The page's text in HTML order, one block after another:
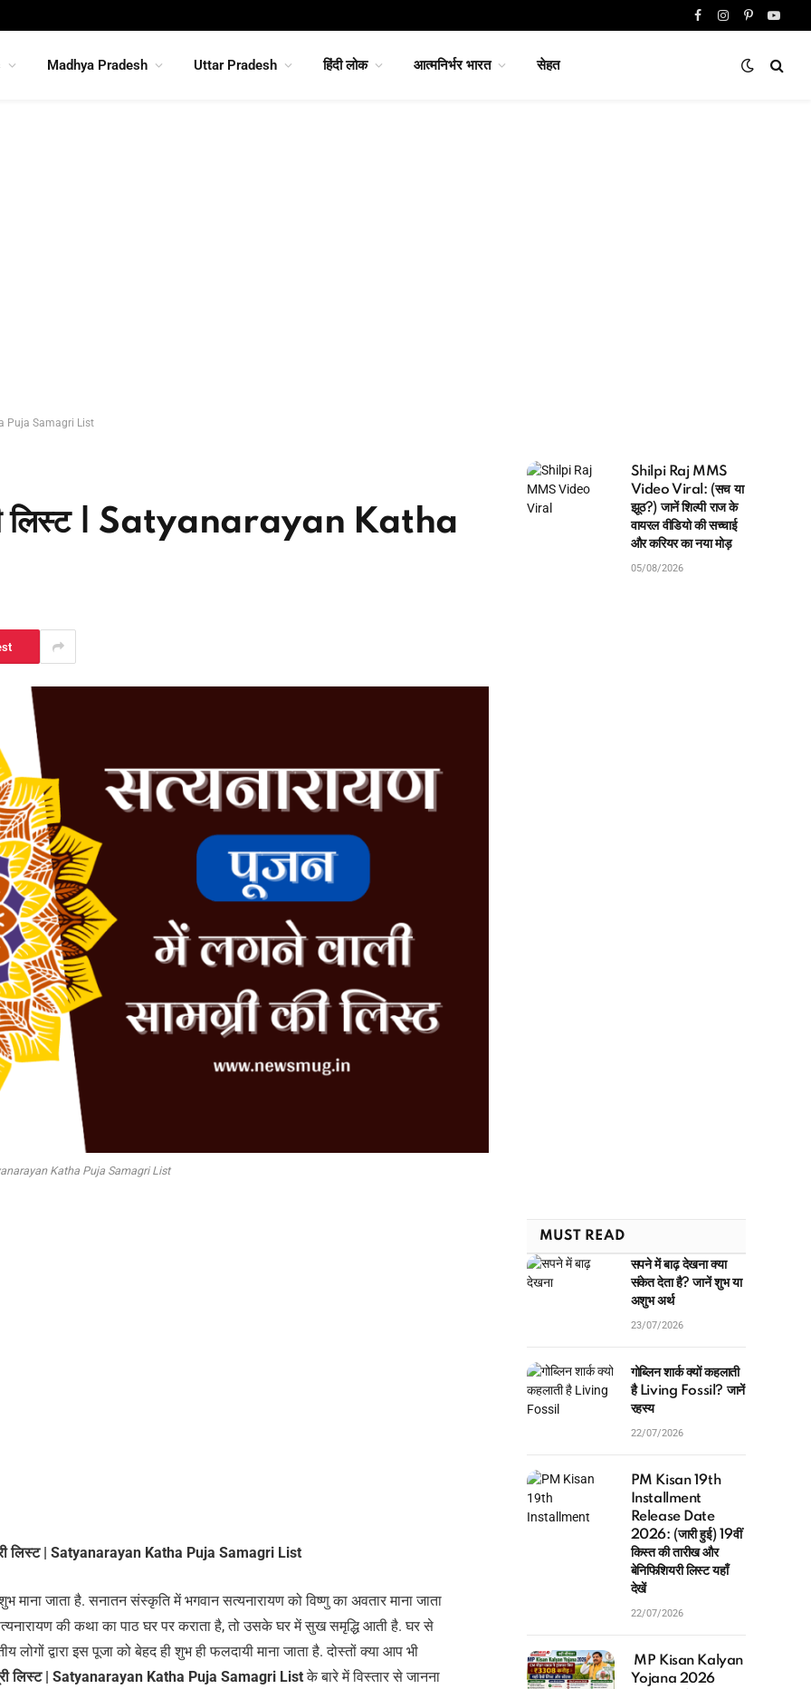
FacebookInstagram
Pinterest
Madhya Pradesh Uttar Pradesh हिंदी लोक आत्मनिर्भर भारत सेहत
Puja Samagri List
लिस्ट | Satyanarayan Katha
Katha Puja Samagri List
लिस्ट | Satyanarayan Katha Puja Samagri List
माना जाता है. सनातन संस्कृति में भगवान सत्यनारायण को विष्णु का अवतार माना जाता
की कथा का पाठ घर पर कराता है, तो उसके घर में सुख समृद्धि आती है. घर से
लोगों द्वारा इस पूजा को बेहद ही शुभ ही फलदायी माना जाता है. दोस्तों क्या आप भी
लिस्ट | Satyanarayan Katha Puja Samagri Listके बारे में विस्तार से जानना
Shilpi Raj MMS
Video Viral: (सच या
झूठ?) जानें शिल्पी राज के
वायरल वीडियो की सच्चाई
और करियर का नया मोड़
05/08/2026
MUST READ
सपने में बाढ़ देखना क्या
संकेत देता है? जानें शुभ या
अशुभ अर्थ
23/07/2026
गोब्लिन शार्क क्यों कहलाती
है Living Fossil? जानें
रहस्य
22/07/2026
PM Kisan 19th
Installment
Release Date
2026: (जारी हुई) 19वीं
किस्त की तारीख और
बेनिफिशियरी लिस्ट यहाँ
देखें
22/07/2026
MP Kisan Kalyan
Yojana 2026